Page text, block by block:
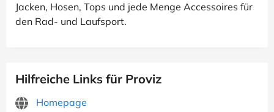
Jacken, Hosen, Tops und jede Menge Accessoires für
den Rad- und Laufsport.
Hilfreiche Links für Proviz
Homepage